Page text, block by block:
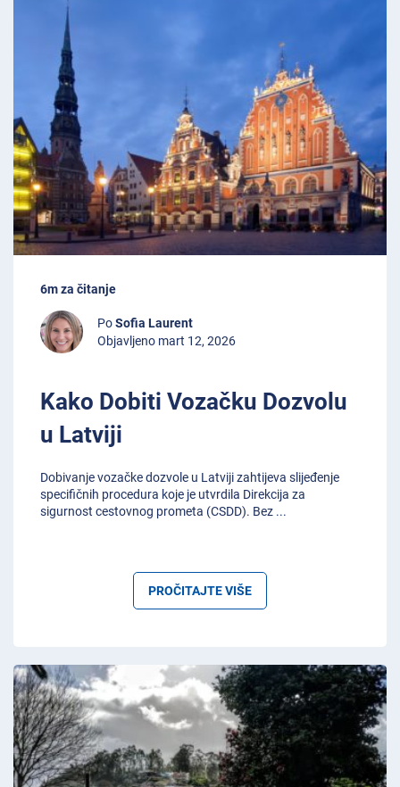
6m za čitanje
PoSofia Laurent
Objavljeno mart 12, 2026
Kako Dobiti Vozačku Dozvolu
u Latviji
Dobivanje vozačke dozvole u Latviji zahtijeva slijeđenje
specifičnih procedura koje je utvrdila Direkcija za
sigurnost cestovnog prometa (CSDD). Bez ...
PROČITAJTE VIŠE